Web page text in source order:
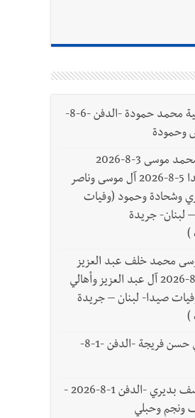
أن يبقى الشعب الفلسطيني يعيش كل هذا الألم؟ وإلى متى
وفاة الحاجة رقية محمد حمودة -الدفن -6-8-
وفاة مصطفى محمد موسى 3-8-2026
والتعازي في صيدا 5-8-2026 آل موسى وناصر
وشحادة وحمود (وفيات
لبنان- جريدة
)
محمد خلف عبد العزيز
والدفن الأحد 2-8-2026 آل عبد العزيز وأهالي
صيدا- لبنان – جريدة
)
وفاة الحاج زكي حسن فريجة -الدفن -1-8-
وفاة بدرية يوسف بديري -الدفن 1-8-2026 -
ونجم وحبلي